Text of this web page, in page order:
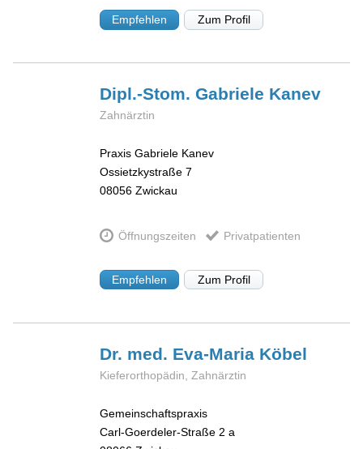
Empfehlen Zum Profil
Dipl.-Stom. Gabriele Kanev
Zahnärztin
Praxis Gabriele Kanev
Ossietzkystraße 7
08056 Zwickau
Öffnungszeiten Privatpatienten
Empfehlen Zum Profil
Dr. med. Eva-Maria Köbel
Kieferorthopädin, Zahnärztin
Gemeinschaftspraxis
Carl-Goerdeler-Straße 2 a